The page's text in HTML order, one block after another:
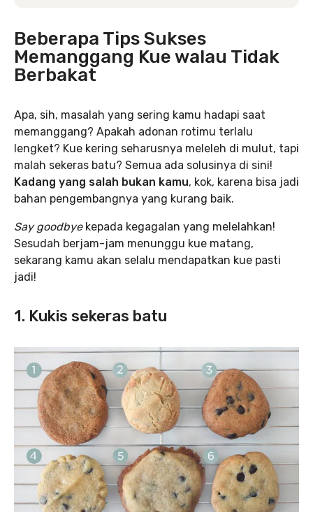
Beberapa Tips Sukses
Memanggang Kue walau Tidak
Berbakat
Apa, sih, masalah yang sering kamu hadapi saat
memanggang? Apakah adonan rotimu terlalu
lengket? Kue kering seharusnya meleleh di mulut, tapi
malah sekeras batu? Semua ada solusinya di sini!
Kadang yang salah bukan kamu, kok, karena bisa jadi
bahan pengembangnya yang kurang baik.
Say goodbyekepada kegagalan yang melelahkan!
Sesudah berjam-jam menunggu kue matang,
sekarang kamu akan selalu mendapatkan kue pasti
jadi!
1. Kukis sekeras batu